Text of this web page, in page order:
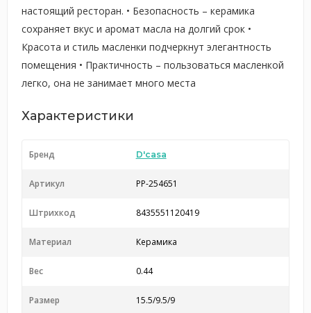
настоящий ресторан. • Безопасность – керамика
сохраняет вкус и аромат масла на долгий срок •
Красота и стиль масленки подчеркнут элегантность
помещения • Практичность – пользоваться масленкой
легко, она не занимает много места
Характеристики
Бренд D'casa
Артикул PP-254651
Штрихкод 8435551120419
Материал Керамика
Вес 0.44
Размер 15.5/9.5/9